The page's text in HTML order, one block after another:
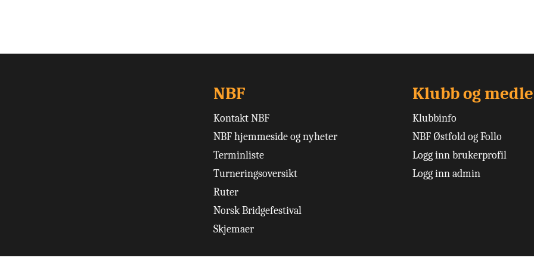
NBF
Kontakt NBF
NBF hjemmeside og nyheter
Terminliste
Turneringsoversikt
Ruter
Norsk Bridgefestival
Skjemaer
Klubb og
Klubbinfo
NBF Østfold og Follo
Logg inn brukerprofil
Logg inn admin